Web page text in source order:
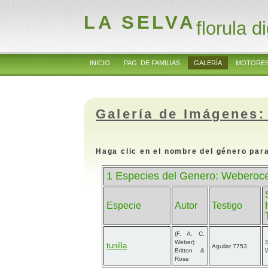
LA SELVAflorula
INICIO PAG. DE FAMILIAS GALERÍA
Galería de
Haga clic en el nombre del género
1 Especies del Genero:
Especie Autor Testigo
tunilla
(F. A. C.
Weber)
Britton &
Rose
Aguilar 7753